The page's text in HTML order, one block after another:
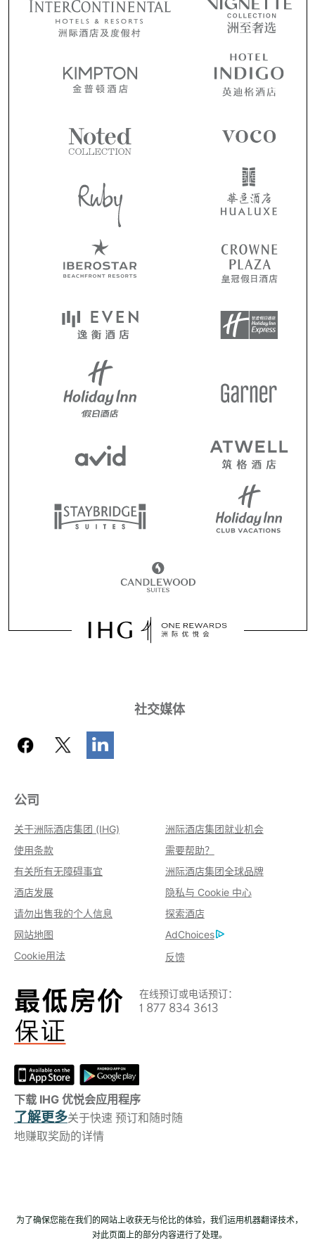
社交媒体
公司
关于洲际酒店集团 (IHG)
洲际酒店集团就业机会
使用条款
需要帮助？
有关所有无障碍事宜
洲际酒店集团全球品牌
酒店发展
隐私与 Cookie 中心
请勿出售我的个人信息
探索酒店
网站地图
AdChoices
Cookie用法
反馈
在线预订或电话预订：
1 877 834 3613
下载 IHG 优悦会应用程序
了解更多关于快速 预订和随时随
地赚取奖励的详情
为了确保您能在我们的网站上收获无与伦比的体验，我们运用机器翻译技术，
对此页面上的部分内容进行了处理。